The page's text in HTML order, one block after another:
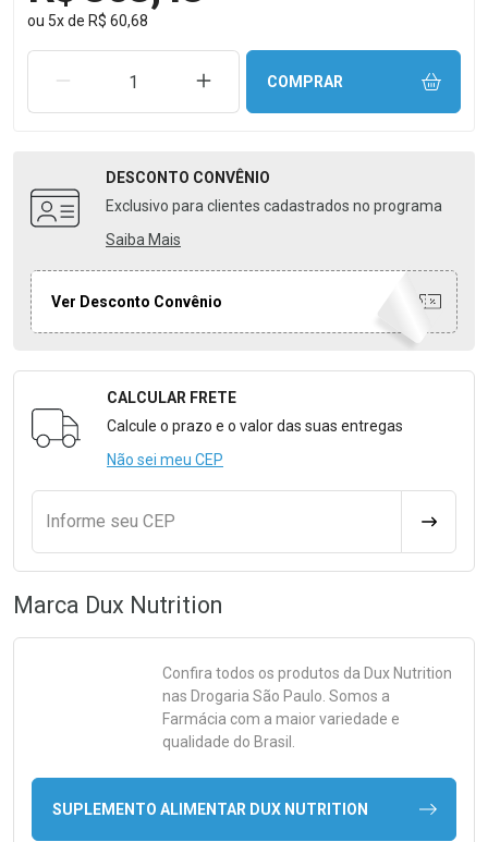
ou 5xde R$ 60,68
REMOVER UMA UNIDADEAUMENTAR UMA UNIDADE
COMPRAR
DESCONTO CONVÊNIO
Exclusivo para clientes cadastrados no programa
Saiba Mais
Ver Desconto Convênio
Formulário para Calcular o Frete
CALCULAR FRETE
Calcule o prazo e o valor das suas entregas
Não sei meu CEP
Informe seu CEP
Marca Dux Nutrition
Confira todos os produtos da Dux Nutrition
nas Drogaria São Paulo. Somos a
Farmácia com a maior variedade e
qualidade do Brasil.
SUPLEMENTO ALIMENTAR DUX NUTRITION